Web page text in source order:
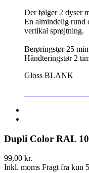
Der følger 2 dyser
En almindelig rund
vertikal sprøjtning.
Berøringstør 25 min
Håndteringstør 2
Gloss BLANK
Dupli Color RAL
99,00 kr.
Inkl. moms Fragt fra kun